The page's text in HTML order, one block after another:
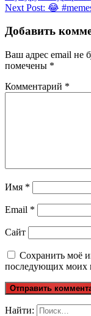
Next Post: 😂
Добавить
Ваш адрес email не
помечены *
Комментарий *
Имя *
Email *
Сайт
Сохранить моё
последующих моих
Найти: